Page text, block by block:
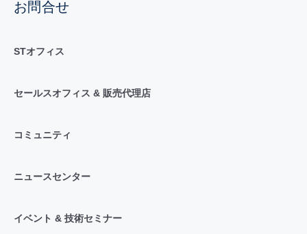
お問合せ
STオフィス
セールスオフィス & 販売代理店
コミュニティ
ニュースセンター
イベント & 技術セミナー